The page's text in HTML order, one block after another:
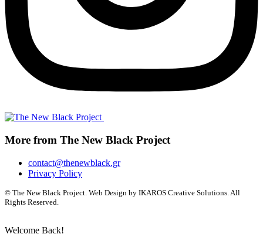
More from The New Black Project
contact@thenewblack.gr
Privacy Policy
© The New Black Project. Web Design by IKAROS Creative Solutions. All
Rights Reserved.
Welcome Back!